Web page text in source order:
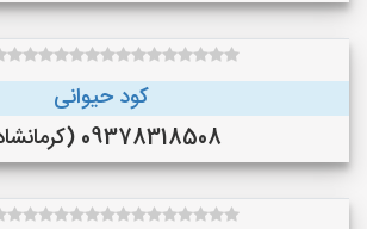
کود حیوانی
09378318508 (کرمانشاه )